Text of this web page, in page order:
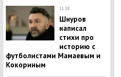
11:38
Шнуров
написал
стихи про
историю с
футболистами Мамаевым и
Кокориным